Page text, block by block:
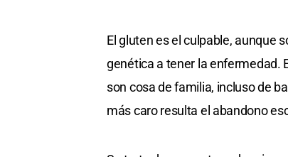
El gluten es el culpable, aunque
genética a tener la enfermedad.
son cosa de familia, incluso de
más caro resulta el abandono